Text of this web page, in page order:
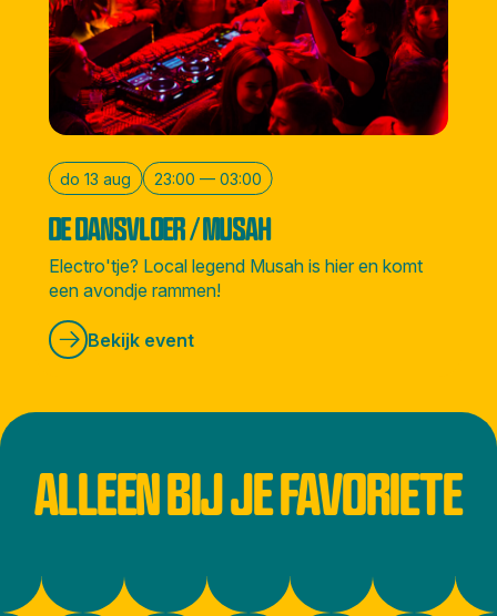
do 13 aug 23:00 — 03:00
DE DANSVLOER / MUSAH
Electro'tje? Local legend Musah is hier en komt
een avondje rammen!
Bekijk event
ALLEEN BIJ JE FAVORIETE